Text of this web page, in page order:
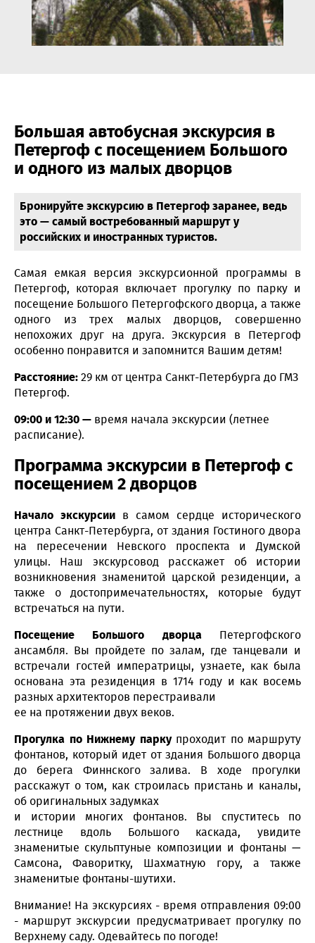
Большая автобусная экскурсия в
Петергоф с посещением Большого
и одного из малых дворцов
Бронируйте экскурсию в Петергоф заранее, ведь
это — самый востребованный маршрут у
российских и иностранных туристов.
Самая емкая версия экскурсионной программы в
Петергоф, которая включает прогулку по парку и
посещение Большого Петергофского дворца, а также
одного из трех малых дворцов, совершенно
непохожих друг на друга. Экскурсия в Петергоф
особенно понравится и запомнится Вашим детям!
Расстояние: 29 км от центра Санкт-Петербурга до ГМЗ
Петергоф.
09:00 и 12:30 — время начала экскурсии (летнее
расписание).
Программа экскурсии в Петергоф с
посещением 2 дворцов
Начало экскурсии в самом сердце исторического
центра Санкт-Петербурга, от здания Гостиного двора
на пересечении Невского проспекта и Думской
улицы. Наш экскурсовод расскажет об истории
возникновения знаменитой царской резиденции, а
также о достопримечательностях, которые будут
встречаться на пути.
Посещение Большого дворцаПетергофского
ансамбля. Вы пройдете по залам, где танцевали и
встречали гостей императрицы, узнаете, как была
основана эта резиденция в 1714 году и как восемь
разных архитекторов перестраивали
ее на протяжении двух веков.
Прогулка по Нижнему парку проходит по маршруту
фонтанов, который идет от здания Большого дворца
до берега Финнского залива. В ходе прогулки
расскажут о том, как строилась пристань и каналы,
об оригинальных задумках
и истории многих фонтанов. Вы спуститесь по
лестнице вдоль Большого каскада, увидите
знаменитые скульптуные композиции и фонтаны —
Самсона, Фаворитку, Шахматную гору, а также
знаменитые фонтаны-шутихи.
Внимание! На экскурсиях - время отправления 09:00
- маршрут экскурсии предусматривает прогулку по
Верхнему саду. Одевайтесь по погоде!